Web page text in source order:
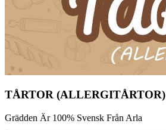
TÅRTOR (ALLERGITÅRTOR)
Grädden Är 100% Svensk Från Arla